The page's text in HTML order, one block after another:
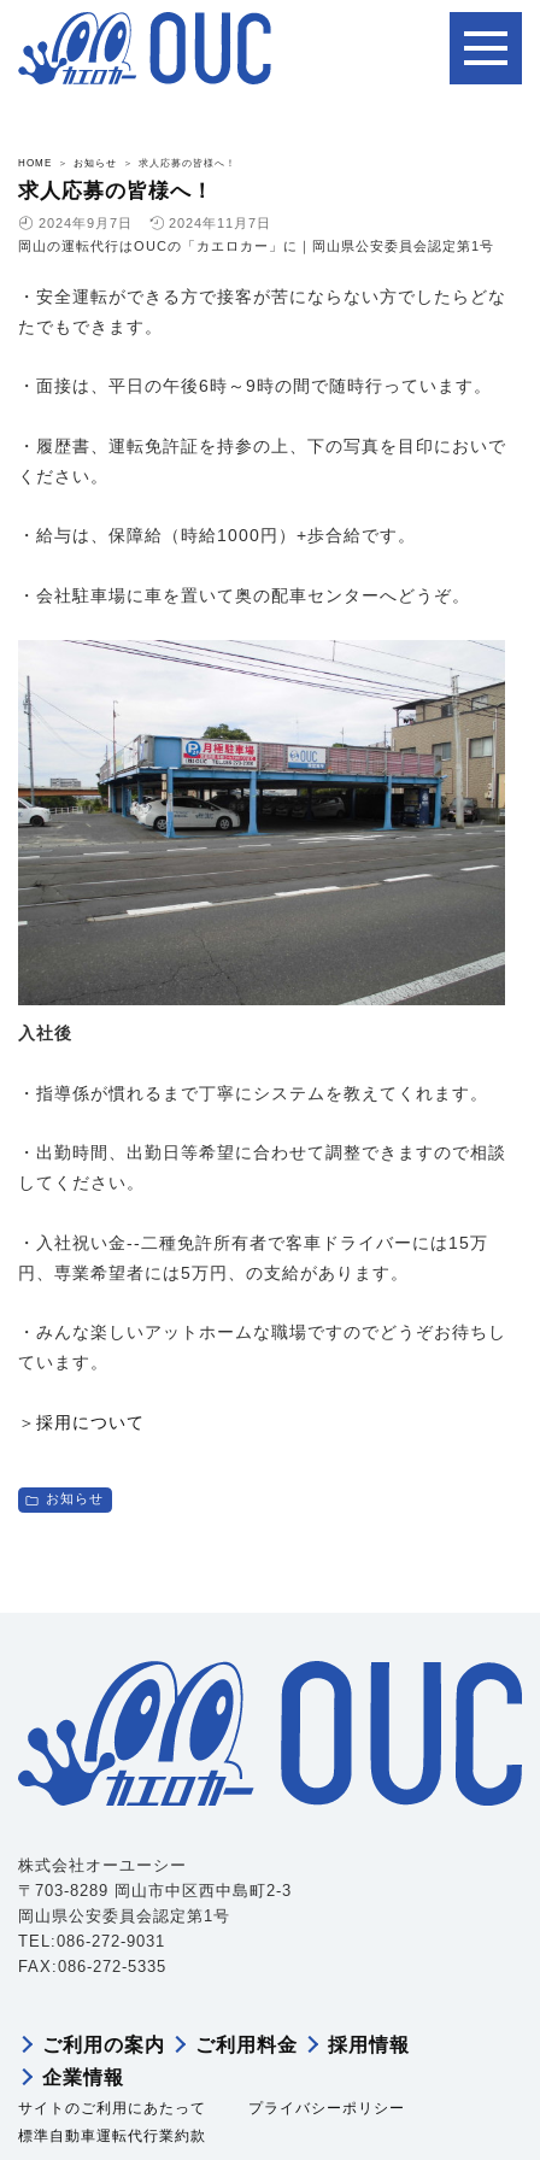
HOME お知らせ 求人応募の皆様へ！
求人応募の皆様へ！
2024年9月7日
2024年11月7日
岡山の運転代行はOUCの「カエロカー」に｜岡山県公安委員会認定第1号
・安全運転ができる方で接客が苦にならない方でしたらどな
たでもできます。
・面接は、平日の午後6時～9時の間で随時行っています。
・履歴書、運転免許証を持参の上、下の写真を目印においで
ください。
・給与は、保障給（時給1000円）+歩合給です。
・会社駐車場に車を置いて奥の配車センターへどうぞ。
入社後
・指導係が慣れるまで丁寧にシステムを教えてくれます。
・出勤時間、出勤日等希望に合わせて調整できますので相談
してください。
・入社祝い金--二種免許所有者で客車ドライバーには15万
円、専業希望者には5万円、の支給があります。
・みんな楽しいアットホームな職場ですのでどうぞお待ちし
ています。
＞ 採用について
お知らせ
株式会社オーユーシー
〒703-8289 岡山市中区西中島町2-3
岡山県公安委員会認定第1号
TEL:086-272-9031
FAX:086-272-5335
ご利用の案内 ご利用料金
採用情報
企業情報
サイトのご利用にあたって
プライバシーポリシー
標準自動車運転代行業約款